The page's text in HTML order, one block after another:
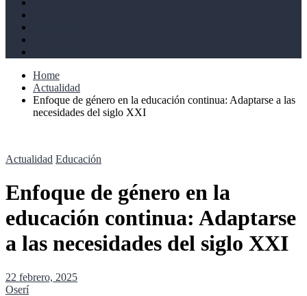
Home
Actualidad
Enfoque de género en la educación continua: Adaptarse a las
necesidades del siglo XXI
Actualidad Educación
Enfoque de género en la
educación continua: Adaptarse
a las necesidades del siglo XXI
22 febrero, 2025
Oserí